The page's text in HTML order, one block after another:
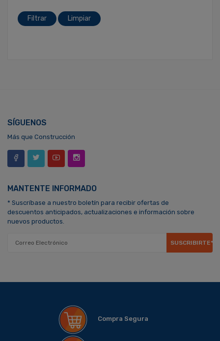
Filtrar Limpiar
SÍGUENOS
Más que Construcción
MANTENTE INFORMADO
* Suscríbase a nuestro boletín para recibir ofertas de
descuentos anticipados, actualizaciones e información sobre
nuevos productos.
SUSCRIBIRTE*
Compra Segura